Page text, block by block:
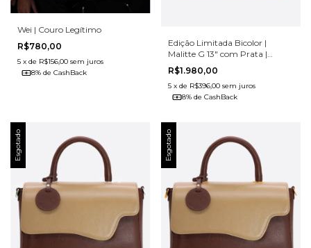
Wei | Couro Legítimo
R$780,00
5 x de R$156,00 sem juros
8% de CashBack
Edição Limitada Bicolor |
Malitte G 13" com Prata |
Couro Legítimo
R$1.980,00
5 x de R$396,00 sem juros
8% de CashBack
Esgotado Esgotado